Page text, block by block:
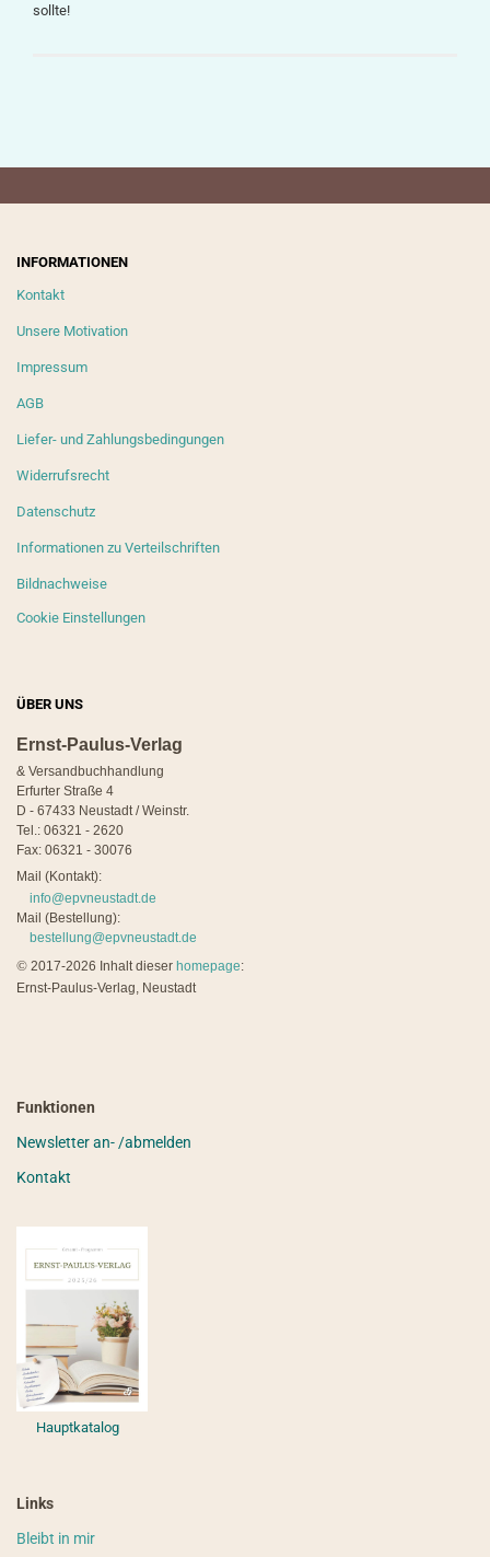
sollte!
INFORMATIONEN
Kontakt
Unsere Motivation
Impressum
AGB
Liefer- und Zahlungsbedingungen
Widerrufsrecht
Datenschutz
Informationen zu Verteilschriften
Bildnachweise
Cookie Einstellungen
ÜBER UNS
Ernst-Paulus-Verlag
& Versandbuchhandlung
Erfurter Straße 4
D - 67433 Neustadt / Weinstr.
Tel.: 06321 - 2620
Fax: 06321 - 30076
Mail (Kontakt):
info@epvneustadt.de
Mail (Bestellung):
bestellung@epvneustadt.de
© 2017-2026 Inhalt dieser homepage:
Ernst-Paulus-Verlag, Neustadt
Funktionen
Newsletter an- /abmelden
Kontakt
Hauptkatalog
Links
Bleibt in mir